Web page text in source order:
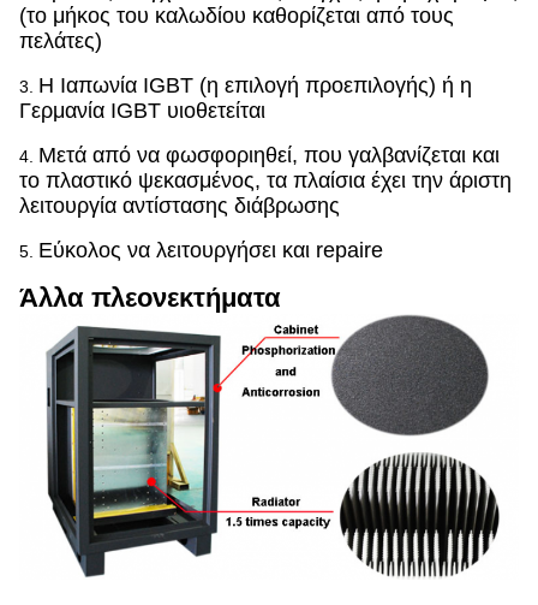
(το μήκος του καλωδίου καθορίζεται από τους
πελάτες)
3. Η Ιαπωνία IGBT (η επιλογή προεπιλογής) ή η
Γερμανία IGBT υιοθετείται
4. Μετά από να φωσφοριηθεί, που γαλβανίζεται και
το πλαστικό ψεκασμένος, τα πλαίσια έχει την άριστη
λειτουργία αντίστασης διάβρωσης
5. Εύκολος να λειτουργήσει και repaire
Άλλα πλεονεκτήματα